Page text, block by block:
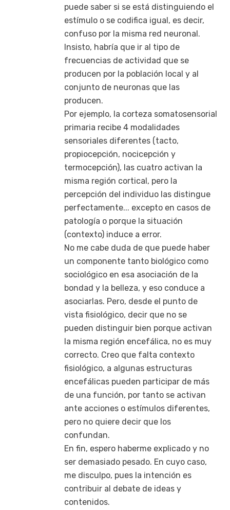
puede saber si se está distinguiendo el
estímulo o se codifica igual, es decir,
confuso por la misma red neuronal.
Insisto, habría que ir al tipo de
frecuencias de actividad que se
producen por la población local y al
conjunto de neuronas que las
producen.
Por ejemplo, la corteza somatosensorial
primaria recibe 4 modalidades
sensoriales diferentes (tacto,
propiocepción, nocicepción y
termocepción), las cuatro activan la
misma región cortical, pero la
percepción del individuo las distingue
perfectamente... excepto en casos de
patología o porque la situación
(contexto) induce a error.
No me cabe duda de que puede haber
un componente tanto biológico como
sociológico en esa asociación de la
bondad y la belleza, y eso conduce a
asociarlas. Pero, desde el punto de
vista fisiológico, decir que no se
pueden distinguir bien porque activan
la misma región encefálica, no es muy
correcto. Creo que falta contexto
fisiológico, a algunas estructuras
encefálicas pueden participar de más
de una función, por tanto se activan
ante acciones o estímulos diferentes,
pero no quiere decir que los
confundan.
En fin, espero haberme explicado y no
ser demasiado pesado. En cuyo caso,
me disculpo, pues la intención es
contribuir al debate de ideas y
contenidos.